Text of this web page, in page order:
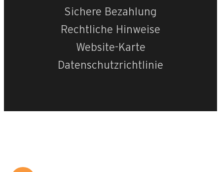
Sichere Bezahlung
Rechtliche Hinweise
Website-Karte
Datenschutzrichtlinie